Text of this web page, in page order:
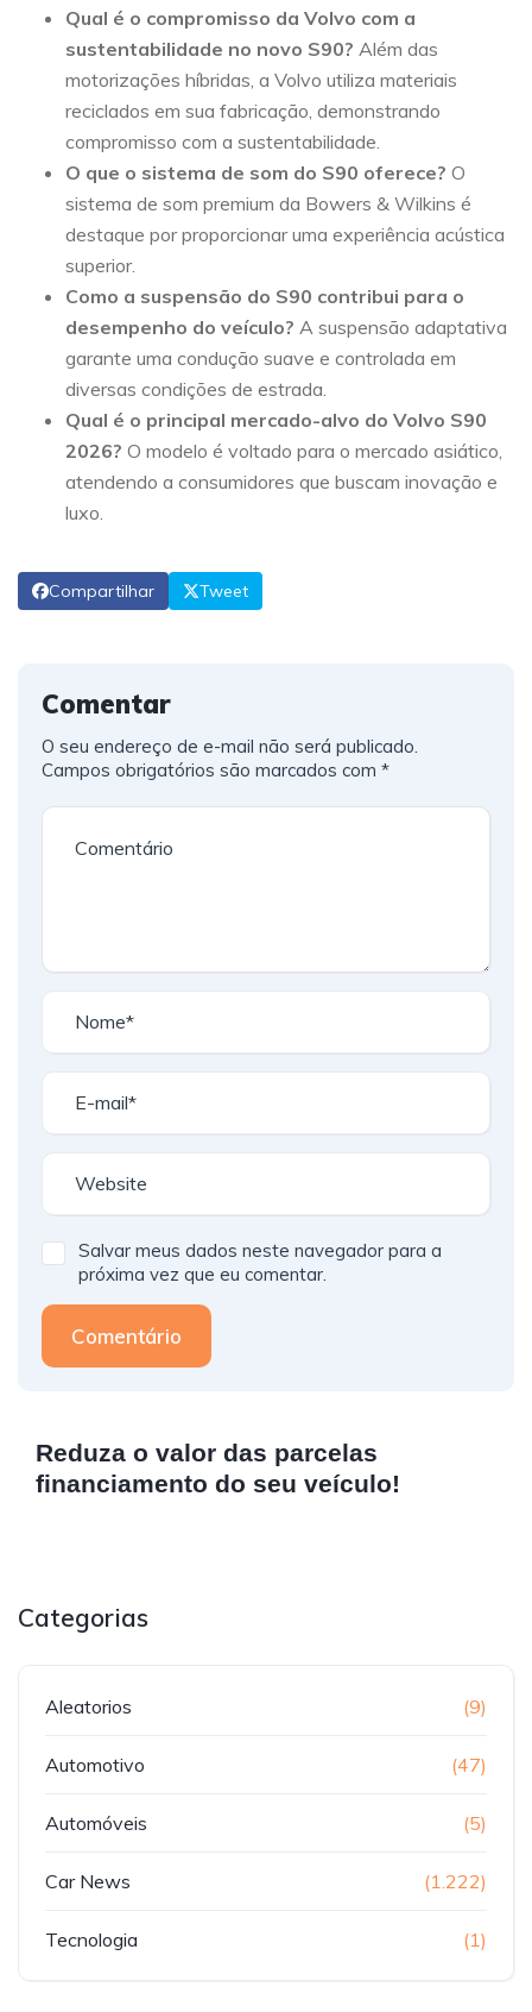
Qual é o compromisso da Volvo com a
sustentabilidade no novo S90? Além das
motorizações híbridas, a Volvo utiliza materiais
reciclados em sua fabricação, demonstrando
compromisso com a sustentabilidade.
O que o sistema de som do S90 oferece? O
sistema de som premium da Bowers & Wilkins é
destaque por proporcionar uma experiência acústica
superior.
Como a suspensão do S90 contribui para o
desempenho do veículo? A suspensão adaptativa
garante uma condução suave e controlada em
diversas condições de estrada.
Qual é o principal mercado-alvo do Volvo S90
2026? O modelo é voltado para o mercado asiático,
atendendo a consumidores que buscam inovação e
luxo.
Compartilhar Tweet
Comentar
O seu endereço de e-mail não será publicado.
Campos obrigatórios são marcados com *
Salvar meus dados neste navegador para a
próxima vez que eu comentar.
Comentário
Reduza o valor das parcelas
financiamento do seu veículo!
Categorias
Aleatorios (9)
Automotivo (47)
Automóveis (5)
Car News (1.222)
Tecnologia (1)